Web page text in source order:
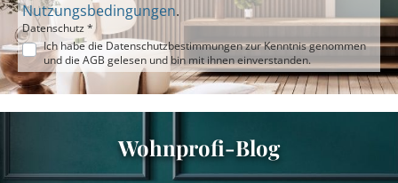
Nutzungsbedingungen.
Datenschutz *
Ich habe die Datenschutzbestimmungenzur Kenntnis genommen
und die AGB gelesen und bin mit ihnen einverstanden.
Wohnprofi-Blog